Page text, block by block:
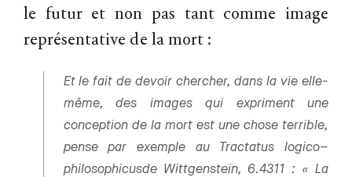
le futur et non pas tant comme image
représentative de la mort :
Et le fait de devoir chercher, dans la vie elle-
même, des images qui expriment une
conception de la mort est une chose terrible,
pense par exemple au Tractatus logico–
philosophicusde Wittgenstein, 6.4311 : « La